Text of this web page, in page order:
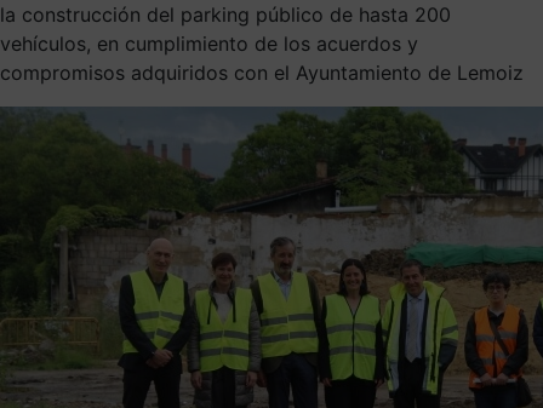
la construcción del parking público de hasta 200
vehículos, en cumplimiento de los acuerdos y
compromisos adquiridos con el Ayuntamiento de Lemoiz